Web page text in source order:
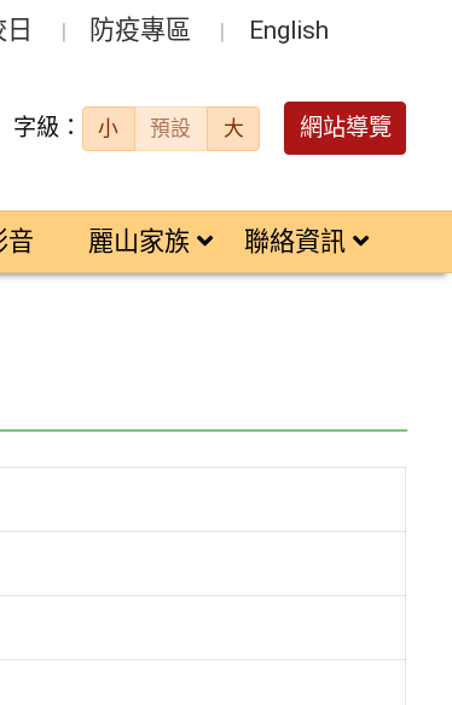
防疫專區 English
字級： 小 預設 大 網站導覽
音 麗山家族 聯絡資訊